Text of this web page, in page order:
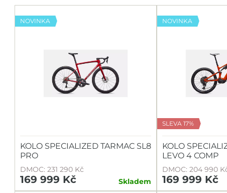
NOVINKA
KOLO SPECIALIZED TARMAC SL8
PRO
DMOC: 231 290 Kč
169 999 Kč Skladem
NOVINKA
SLEVA 17%
KOLO
LEVO 4 COMP
DMOC: 204 990
169 999 Kč